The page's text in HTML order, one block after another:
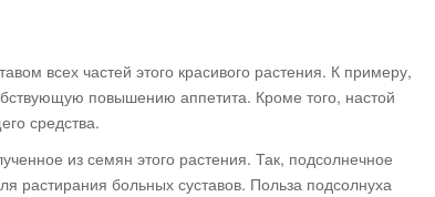
всех частей этого красивого растения. К примеру,
повышению аппетита. Кроме того, настой
средства.
из семян этого растения. Так, подсолнечное
растирания больных суставов. Польза подсолнуха